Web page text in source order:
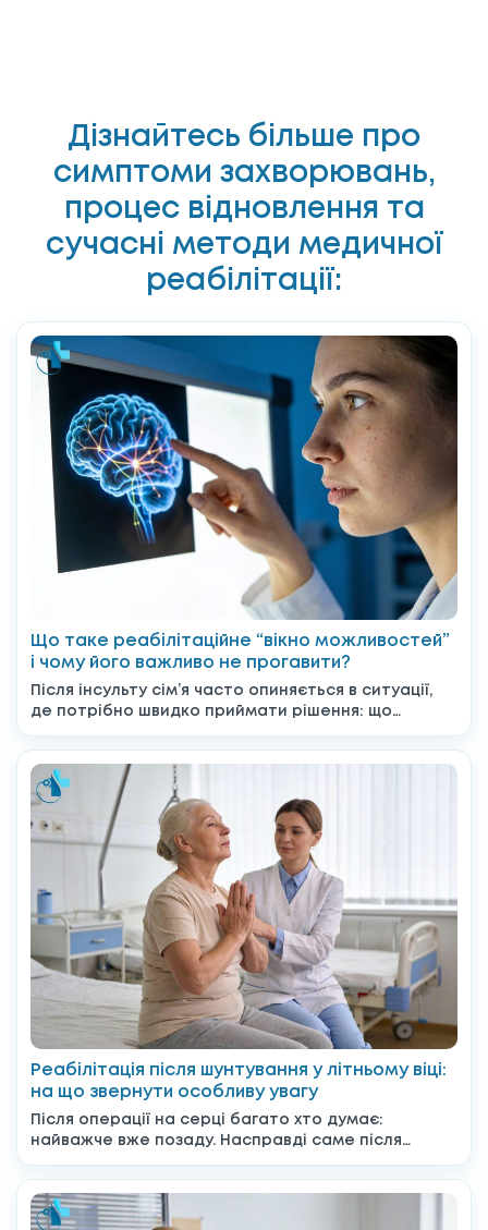
Дізнайтесь більше про
симптоми захворювань,
процес відновлення та
сучасні методи медичної
реабілітації:
Що таке реабілітаційне “вікно можливостей”
і чому його важливо не прогавити?
Після інсульту сім’я часто опиняється в ситуації,
де потрібно швидко приймати рішення: що
робити далі, до...
Реабілітація після шунтування у літньому віці:
на що звернути особливу увагу
Після операції на серці багато хто думає:
найважче вже позаду. Насправді саме після